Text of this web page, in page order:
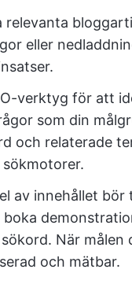
relevanta
eller
verktyg för att
som din
och relaterade
av innehållet
När målen
och mätbar.